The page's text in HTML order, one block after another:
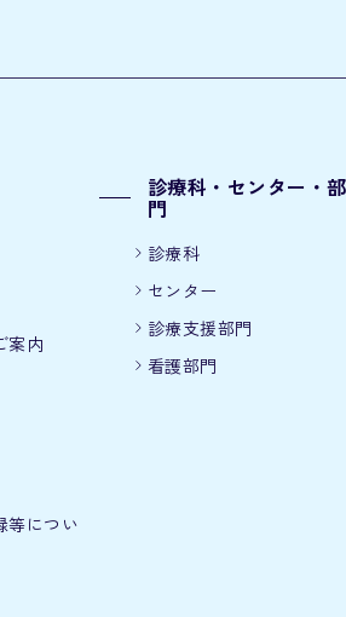
案内
等につい
診療科・センター・部
門
診療科
センター
診療支援部門
看護部門